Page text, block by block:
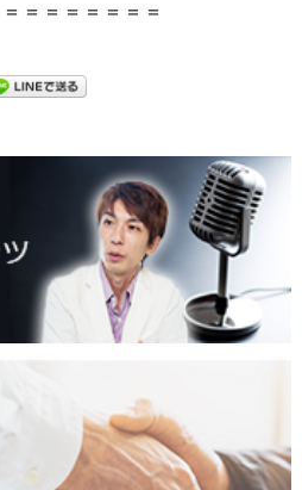
＝＝＝＝＝＝＝